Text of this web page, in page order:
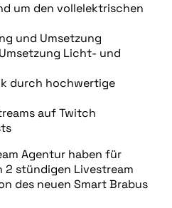
um den vollelektrischen
und Umsetzung
Licht- und
durch hochwertige
auf Twitch
Agentur haben für
2 stündigen Livestream
des neuen Smart Brabus